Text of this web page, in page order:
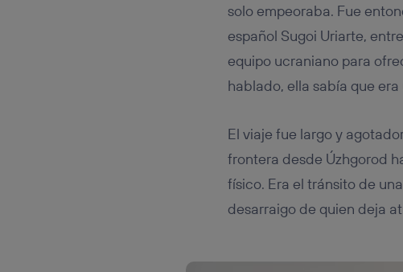
solo empeoraba. Fue
español Sugoi Uriarte,
equipo ucraniano para
hablado, ella sabía que
El viaje fue largo y
frontera desde Úzhgorod
físico. Era el tránsito de
desarraigo de quien deja